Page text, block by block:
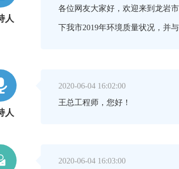
人
各位网友大家好，欢迎来到龙岩
下我市2019年环境质量状况，并
人
2020-06-04 16:02:00
王总工程师，您好！
2020-06-04 16:03:00